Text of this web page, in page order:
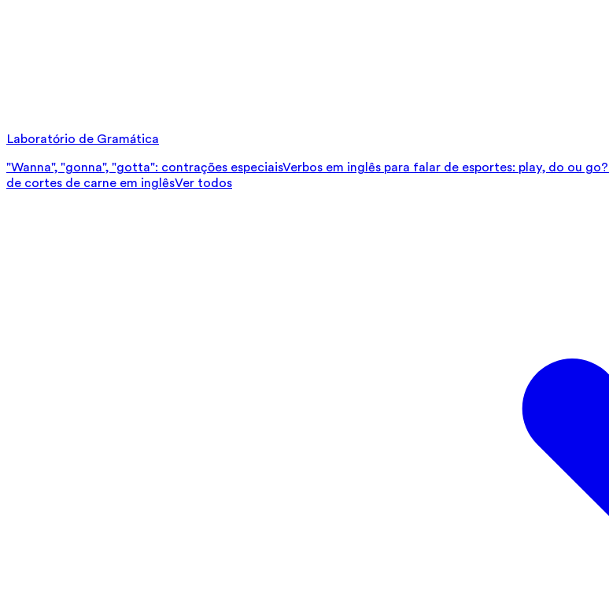
Laboratório de Gramática
"Wanna", "gonna", "gotta": contrações especiaisVerbos em inglês para falar de esportes: play, do ou go?
de cortes de carne em inglêsVer todos